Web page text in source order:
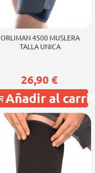
ORLIMAN 4500 MUSLERA
TALLA UNICA
26,90 €
Añadir al